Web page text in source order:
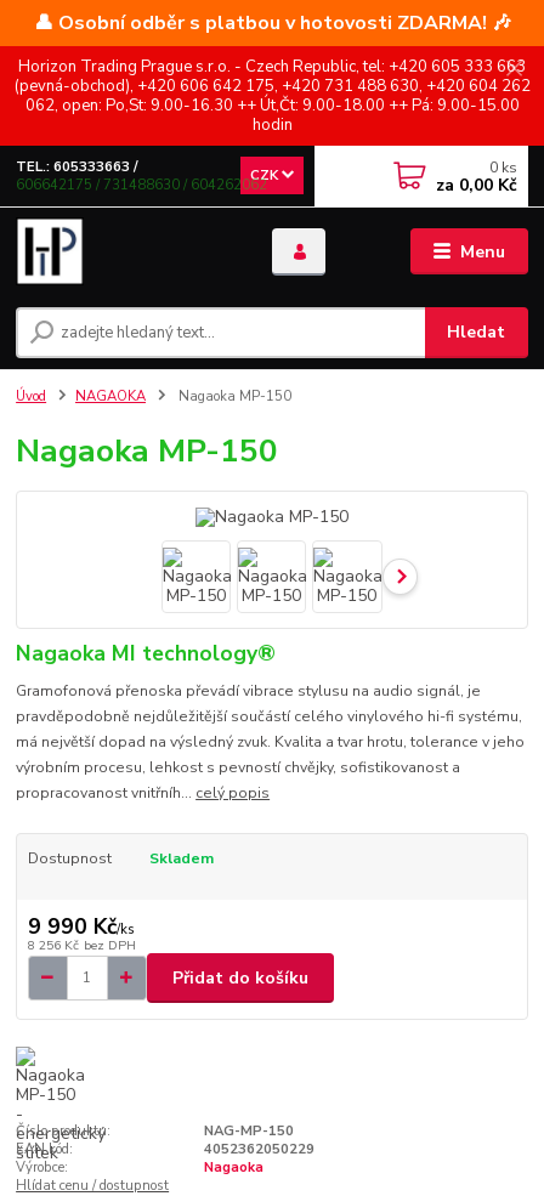
👤 Osobní odběr s platbou v hotovosti ZDARMA! 🎶
Horizon Trading Prague s.r.o. - Czech Republic, tel: +420 605 333 663
(pevná-obchod), +420 606 642 175, +420 731 488 630, +420 604 262
062, open: Po,St: 9.00-16.30 ++ Út,Čt: 9.00-18.00 ++ Pá: 9.00-15.00
hodin
Menu
CZK
Hledat
TEL.: 605333663 /
606642175 / 731488630 / 604262062
0 ks
za 0,00 Kč
Úvod NAGAOKA Nagaoka MP-150
Nagaoka MP-150
Nagaoka MI technology®
Gramofonová přenoska převádí vibrace stylusu na audio signál, je
pravděpodobně nejdůležitější součástí celého vinylového hi-fi systému,
má největší dopad na výsledný zvuk. Kvalita a tvar hrotu, tolerance v jeho
výrobním procesu, lehkost s pevností chvějky, sofistikovanost a
propracovanost vnitřníh... celý popis
Dostupnost Skladem
9 990 Kč/ks
8 256 Kč bez DPH
Přidat do košíku
Číslo produktu:
NAG-MP-150
EAN kód:
4052362050229
Výrobce:
Nagaoka
Hlídat cenu / dostupnost